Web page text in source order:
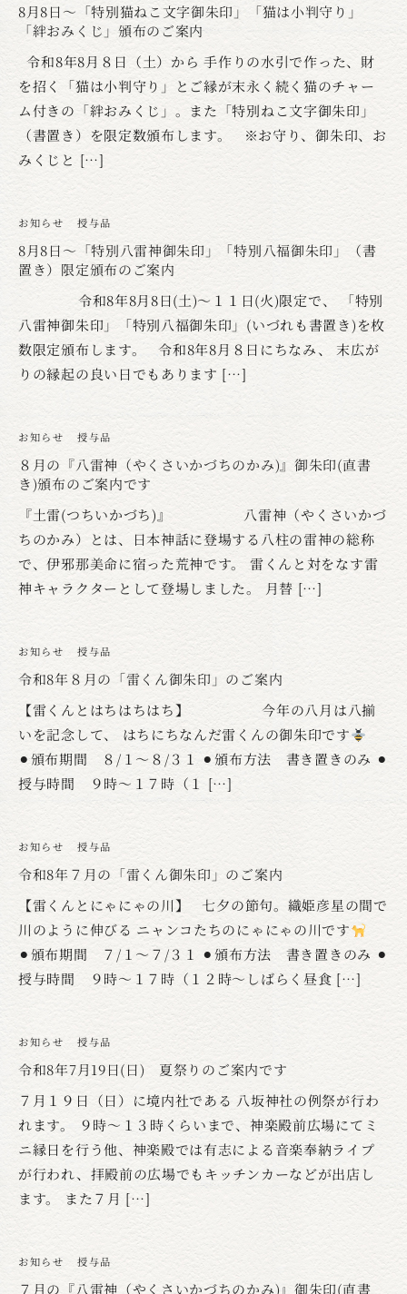
8月8日～「特別猫ねこ文字御朱印」「猫は小判守り」
「絆おみくじ」頒布のご案内
令和8年8月８日（土）から 手作りの水引で作った、財
を招く「猫は小判守り」とご縁が末永く続く猫のチャー
ム付きの「絆おみくじ」。また「特別ねこ文字御朱印」
（書置き）を限定数頒布します。 ※お守り、御朱印、お
みくじと […]
お知らせ 授与品
8月8日～「特別八雷神御朱印」「特別八福御朱印」（書
置き）限定頒布のご案内
令和8年8月8日(土)～１１日(火)限定で、 「特別
八雷神御朱印」「特別八福御朱印」(いづれも書置き)を枚
数限定頒布します。 令和8年8月８日にちなみ、 末広が
りの縁起の良い日でもあります […]
お知らせ 授与品
８月の『八雷神（やくさいかづちのかみ)』御朱印(直書
き)頒布のご案内です
『土雷(つちいかづち)』 八雷神（やくさいかづ
ちのかみ）とは、日本神話に登場する八柱の雷神の総称
で、伊邪那美命に宿った荒神です。 雷くんと対をなす雷
神キャラクターとして登場しました。 月替 […]
お知らせ 授与品
令和8年８月の「雷くん御朱印」のご案内
【雷くんとはちはちはち】 今年の八月は八揃
いを記念して、 はちにちなんだ雷くんの御朱印です
⚫︎頒布期間 ８/１〜８/３１ ⚫︎頒布方法 書き置きのみ ⚫︎
授与時間 ９時〜１７時（１ […]
お知らせ 授与品
令和8年７月の「雷くん御朱印」のご案内
【雷くんとにゃにゃの川】 七夕の節句。織姫彦星の間で
川のように伸びる ニャンコたちのにゃにゃの川です
⚫︎頒布期間 ７/１〜７/３１ ⚫︎頒布方法 書き置きのみ ⚫︎
授与時間 ９時〜１７時（１２時〜しばらく昼食 […]
お知らせ 授与品
令和8年7月19日(日) 夏祭りのご案内です
７月１９日（日）に境内社である 八坂神社の例祭が行わ
れます。 ９時〜１３時くらいまで、神楽殿前広場にてミ
ニ縁日を行う他、神楽殿では有志による音楽奉納ライプ
が行われ、拝殿前の広場でもキッチンカーなどが出店し
ます。 また７月 […]
お知らせ 授与品
７月の『八雷神（やくさいかづちのかみ)』御朱印(直書